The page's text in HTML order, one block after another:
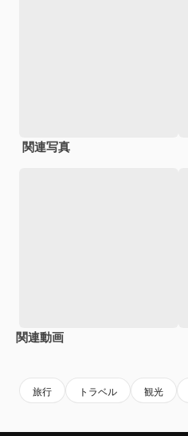
関連写真
関連動画
旅行 トラベル 観光